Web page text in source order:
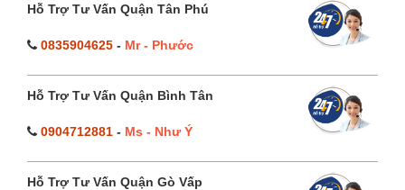
Hỗ Trợ Tư Vấn Quận Tân Phú
0835904625 - Mr - Phước
Hỗ Trợ Tư Vấn Quận Bình Tân
0904712881 - Ms - Như Ý
Hỗ Trợ Tư Vấn Quận Gò Vấp